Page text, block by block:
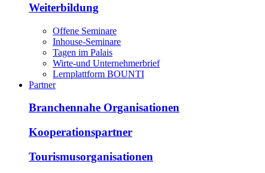
Weiterbildung
Offene Seminare
Inhouse-Seminare
Tagen im Palais
Wirte-und Unternehmerbrief
Lernplattform BOUNTI
Partner
Branchennahe Organisationen
Kooperationspartner
Tourismusorganisationen